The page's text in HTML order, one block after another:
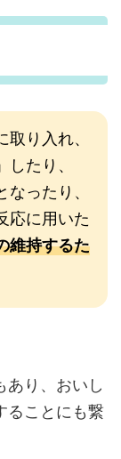
り入れ、
たり、
ったり、
応に用いた
維持するた
り、おいし
ることにも繋